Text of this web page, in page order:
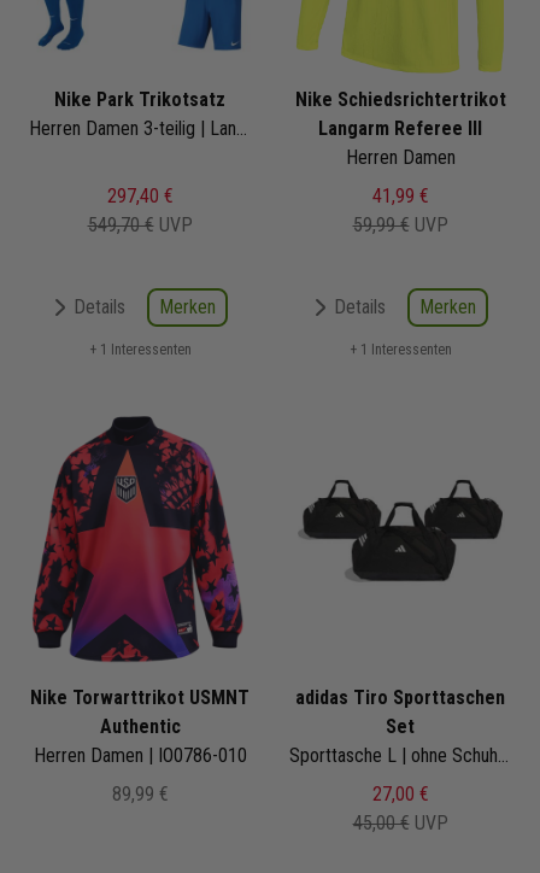
Nike Park Trikotsatz
297,40 €
549,70 € UVP
Details Merken
+ 1 Interessenten
Nike Schiedsrichtertrikot
Langarm Referee III
Herren Damen
41,99 €
59,99 € UVP
Details Merken
+ 1 Interessenten
Nike Torwarttrikot USMNT
Authentic
Herren Damen | IO0786-010
89,99 €
adidas Tiro Sporttaschen
Set
Sporttasche L | ohne Schuhfach
27,00 €
45,00 € UVP